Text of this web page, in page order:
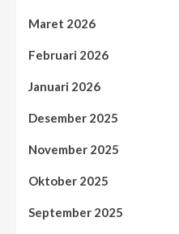
Maret 2026
Februari 2026
Januari 2026
Desember 2025
November 2025
Oktober 2025
September 2025